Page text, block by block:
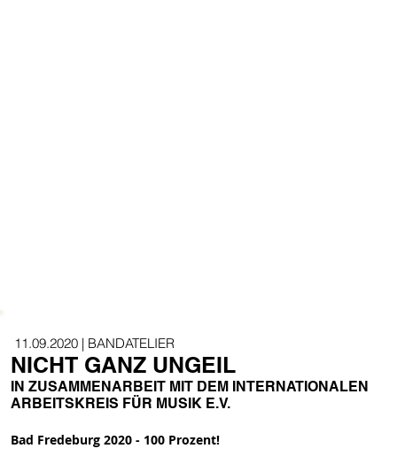
11.09.2020 | BANDATELIER
NICHT GANZ UNGEIL
IN ZUSAMMENARBEIT MIT DEM INTERNATIONALEN
ARBEITSKREIS FÜR MUSIK E.V.
Bad Fredeburg 2020 - 100 Prozent!